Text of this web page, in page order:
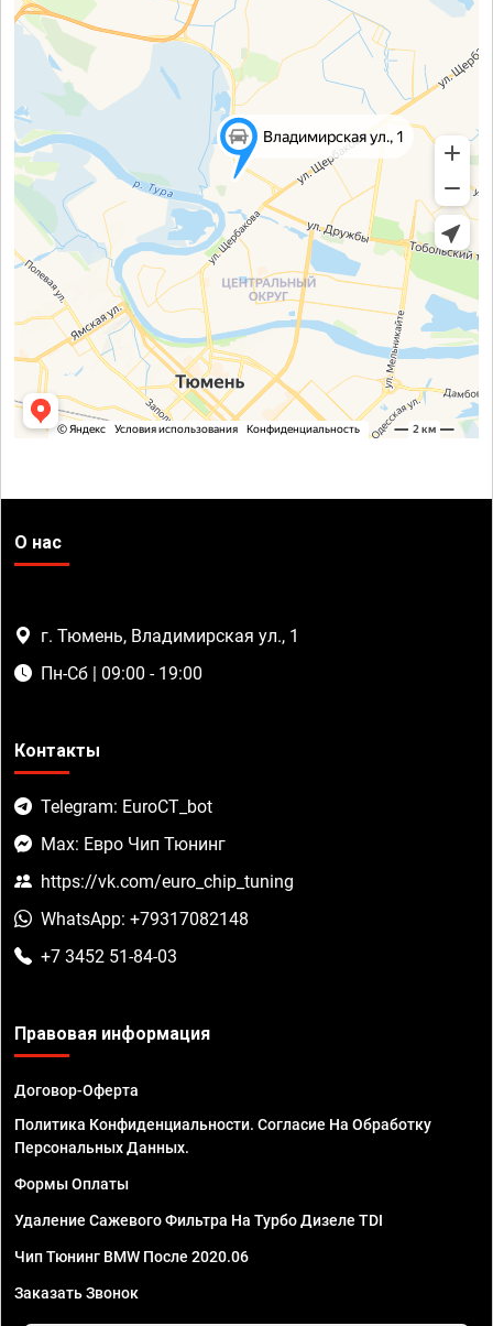
О нас
г. Тюмень, Владимирская ул., 1
Пн-Сб | 09:00 - 19:00
Контакты
Telegram: EuroCT_bot
Max: Евро Чип Тюнинг
https://vk.com/euro_chip_tuning
WhatsApp: +79317082148
+7 3452 51-84-03
Правовая информация
Договор-Оферта
Политика Конфиденциальности. Согласие На Обработку
Персональных Данных.
Формы Оплаты
Удаление Сажевого Фильтра На Турбо Дизеле TDI
Чип Тюнинг BMW После 2020.06
Заказать Звонок